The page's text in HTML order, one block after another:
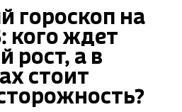
гороскоп на
кого ждет
рост, а в
стоит